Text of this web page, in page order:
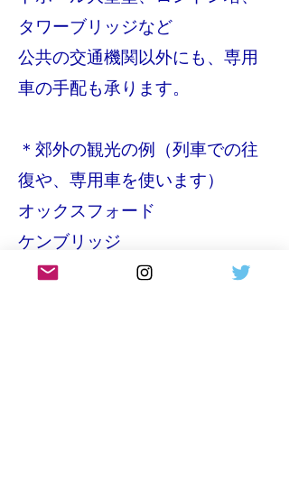
タワーブリッジなど
​公共の交通機関以外にも、専用
車の手配も承ります。
＊郊外の観光の例（列車での往
復や、専用車を使います）
オックスフォード
ケンブリッジ
バース